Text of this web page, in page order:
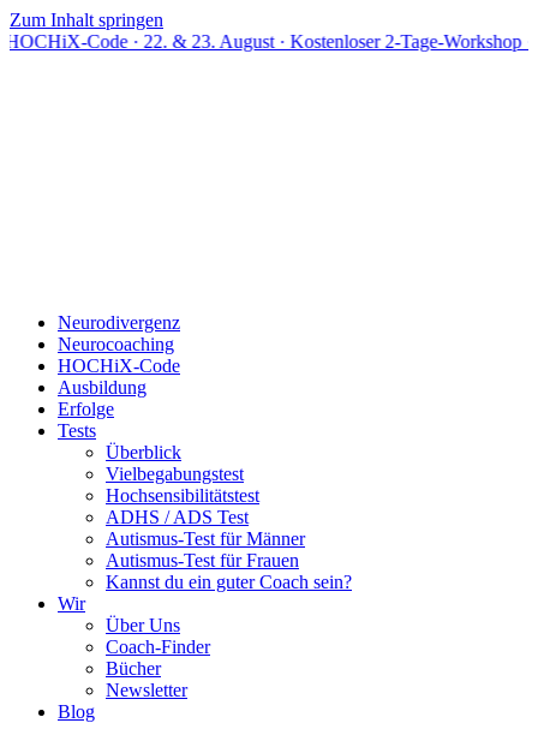
Zum Inhalt springen
· 22. & 23. August · Kostenloser 2-Tage-Workshop · Live
Neurodivergenz
Neurocoaching
HOCHiX-Code
Ausbildung
Erfolge
Tests
Überblick
Vielbegabungstest
Hochsensibilitätstest
ADHS / ADS Test
Autismus-Test für Männer
Autismus-Test für Frauen
Kannst du ein guter Coach sein?
Wir
Über Uns
Coach-Finder
Bücher
Newsletter
Blog